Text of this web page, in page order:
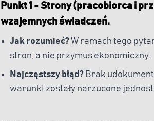
Punkt 1 - Strony (pracobiorca i
wzajemnych świadczeń.
Jak rozumieć?W ramach tego
stron, a nie przymus ekonomiczny.
Najczęstszy błąd? Brak
warunki zostały narzucone